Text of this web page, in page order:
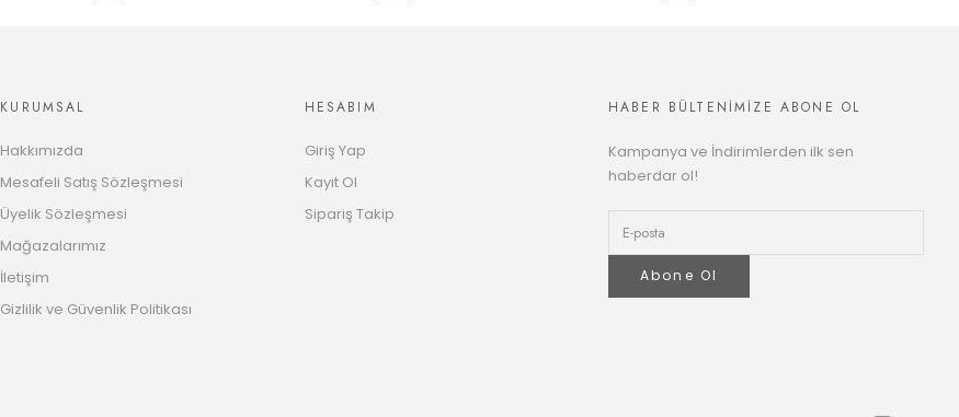
KURUMSAL
Hakkımızda
Mesafeli Satış Sözleşmesi
Üyelik Sözleşmesi
Mağazalarımız
İletişim
Gizlilik ve Güvenlik Politikası
HESABIM
Giriş Yap
Kayıt Ol
Sipariş Takip
HABER BÜLTENİMİZE ABONE OL
Kampanya ve İndirimlerden ilk sen
haberdar ol!
Abone Ol